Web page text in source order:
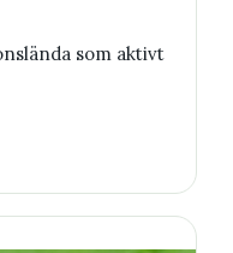
som aktivt